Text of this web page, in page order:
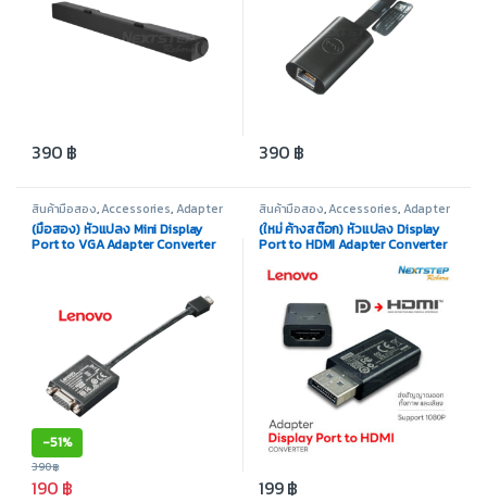
390 ฿ 390 ฿
สินค้ามือสอง,Accessories,Adapter
/ Converter
(มือสอง) หัวแปลง Mini Display
Port to VGA Adapter Converter
-51%
190 ฿
390฿
สินค้ามือสอง,Accessories,Adapter
/ Converter
(ใหม่ ค้างสต๊อก) หัวแปลง Display
Port to HDMI Adapter Converter
199฿